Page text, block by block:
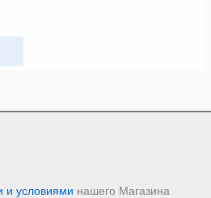
и условиями нашего Магазина